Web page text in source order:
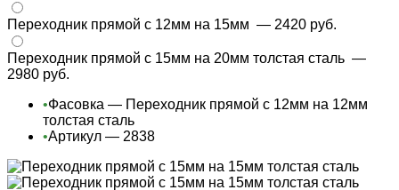
Переходник прямой с 12мм на 15мм — 2420 руб.
Переходник прямой с 15мм на 20мм толстая сталь —
2980 руб.
•Фасовка — Переходник прямой с 12мм на 12мм
толстая сталь
•Артикул — 2838